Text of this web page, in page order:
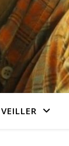
VEILLER